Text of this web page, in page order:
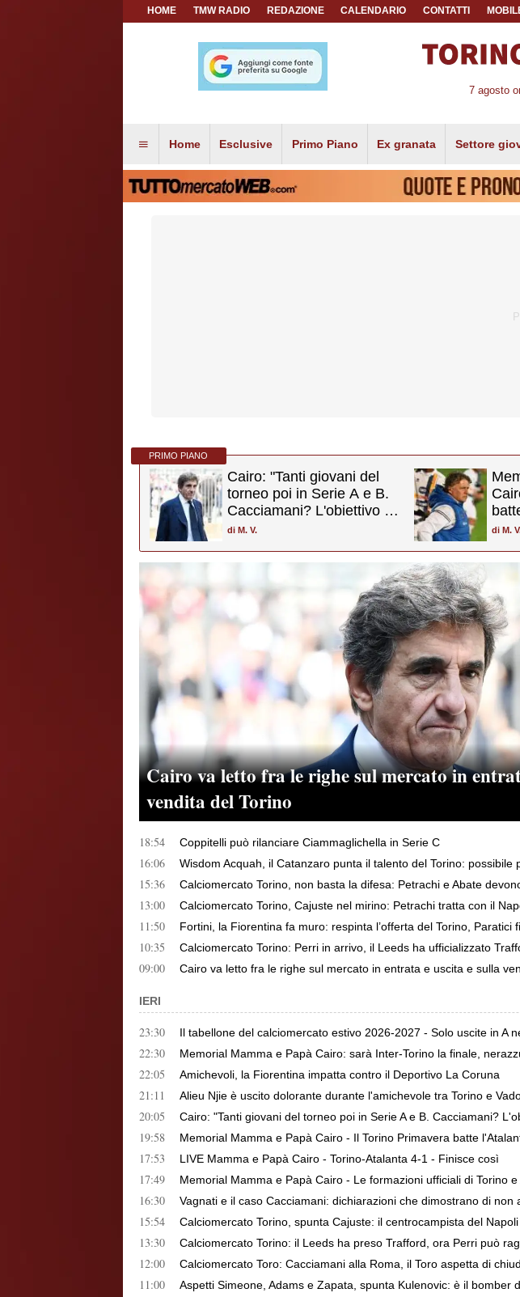
HOME TMW RADIO REDAZIONE CALENDARIO CONTATTI
7 agosto
Home Esclusive Primo Piano Ex granata Settore
PRIMO PIANO
Cairo: "Tanti giovani del
torneo poi in Serie A e B.
Cacciamani? L'obiettivo è
tenerlo"
di M. V. di M.
Notizie sul Torino
Cairo va letto fra le righe sul mercato in
vendita del Torino
18:54 Coppitelli può rilanciare Ciammaglichella in Serie C
16:06 Wisdom Acquah, il Catanzaro punta il talento del Torino: possibile
15:36 Calciomercato Torino, non basta la difesa: Petrachi e Abate
13:00 Calciomercato Torino, Cajuste nel mirino: Petrachi tratta con il
11:50 Fortini, la Fiorentina fa muro: respinta l’offerta del Torino, Paratici
10:35 Calciomercato Torino: Perri in arrivo, il Leeds ha ufficializzato
09:00 Cairo va letto fra le righe sul mercato in entrata e uscita e sulla
IERI
23:30 Il tabellone del calciomercato estivo 2026-2027 - Solo uscite in A
22:30 Memorial Mamma e Papà Cairo: sarà Inter-Torino la finale,
22:05 Amichevoli, la Fiorentina impatta contro il Deportivo La Coruna
21:11 Alieu Njie è uscito dolorante durante l'amichevole tra Torino e
20:05 Cairo: "Tanti giovani del torneo poi in Serie A e B. Cacciamani?
19:58 Memorial Mamma e Papà Cairo - Il Torino Primavera batte
17:53 LIVE Mamma e Papà Cairo - Torino-Atalanta 4-1 - Finisce così
17:49 Memorial Mamma e Papà Cairo - Le formazioni ufficiali di Torino e
16:30 Vagnati e il caso Cacciamani: dichiarazioni che dimostrano di non
15:54 Calciomercato Torino, spunta Cajuste: il centrocampista del
13:30 Calciomercato Torino: il Leeds ha preso Trafford, ora Perri può
12:00 Calciomercato Toro: Cacciamani alla Roma, il Toro aspetta di
11:00 Aspetti Simeone, Adams e Zapata, spunta Kulenovic: è il bomber